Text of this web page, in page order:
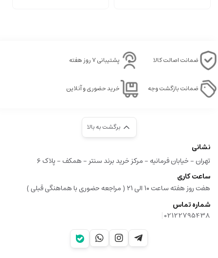
ضمانت اصالت کالا پشتیبانی ۷ روز هفته
ضمانت بازگشت وجه خرید حضوری و آنلاین
برگشت به بالا
نشانی
تهران - خیابان فرمانیه - مرکز خرید برند سنتر - همکف - پلاک ۶
ساعت کاری
هفت روز هفته ساعت ۱۰ الی ۲۱ ( مراجعه حضوری با هماهنگی قبلی )
شماره تماس
02122795438
|